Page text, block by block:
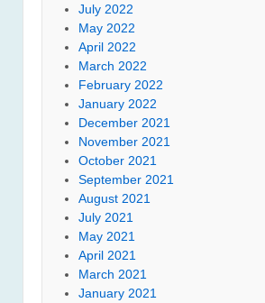
July 2022
May 2022
April 2022
March 2022
February 2022
January 2022
December 2021
November 2021
October 2021
September 2021
August 2021
July 2021
May 2021
April 2021
March 2021
January 2021